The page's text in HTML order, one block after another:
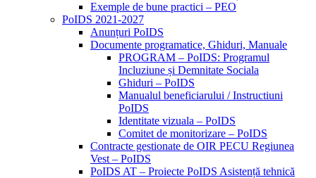
Exemple de bune practici – PEO
PoIDS 2021-2027
Anunțuri PoIDS
Documente programatice, Ghiduri, Manuale
PROGRAM – PoIDS: Programul
Incluziune și Demnitate Sociala
Ghiduri – PoIDS
Manualul beneficiarului / Instructiuni
PoIDS
Identitate vizuala – PoIDS
Comitet de monitorizare – PoIDS
Contracte gestionate de OIR PECU Regiunea
Vest – PoIDS
PoIDS AT – Proiecte PoIDS Asistență tehnică